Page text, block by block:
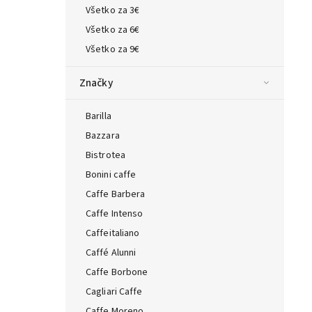
Všetko za 3€
Všetko za 6€
Všetko za 9€
Značky
Barilla
Bazzara
Bistrotea
Bonini caffe
Caffe Barbera
Caffe Intenso
Caffeitaliano
Caffé Alunni
Caffe Borbone
Cagliari Caffe
— poradca Caffeitaliano
s výberom kávy aj kompatibilitou